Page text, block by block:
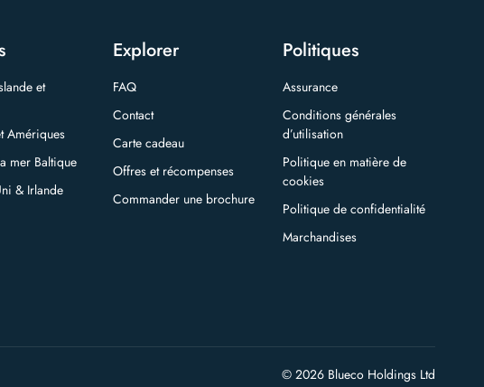
et
Amériques
mer Baltique
& Irlande
Explorer
FAQ
Contact
Carte cadeau
Offres et récompenses
Commander une brochure
Politiques
Assurance
Conditions générales
d’utilisation
Politique en matière de
cookies
Politique de confidentialité
Marchandises
© 2026 Blueco Holdings Ltd